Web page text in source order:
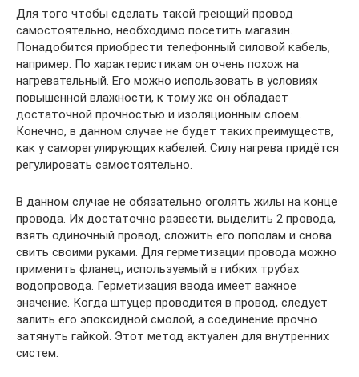
Для того чтобы сделать такой греющий провод
самостоятельно, необходимо посетить магазин.
Понадобится приобрести телефонный силовой кабель,
например. По характеристикам он очень похож на
нагревательный. Его можно использовать в условиях
повышенной влажности, к тому же он обладает
достаточной прочностью и изоляционным слоем.
Конечно, в данном случае не будет таких преимуществ,
как у саморегулирующих кабелей. Силу нагрева придётся
регулировать самостоятельно.
В данном случае не обязательно оголять жилы на конце
провода. Их достаточно развести, выделить 2 провода,
взять одиночный провод, сложить его пополам и снова
свить своими руками. Для герметизации провода можно
применить фланец, используемый в гибких трубах
водопровода. Герметизация ввода имеет важное
значение. Когда штуцер проводится в провод, следует
залить его эпоксидной смолой, а соединение прочно
затянуть гайкой. Этот метод актуален для внутренних
систем.